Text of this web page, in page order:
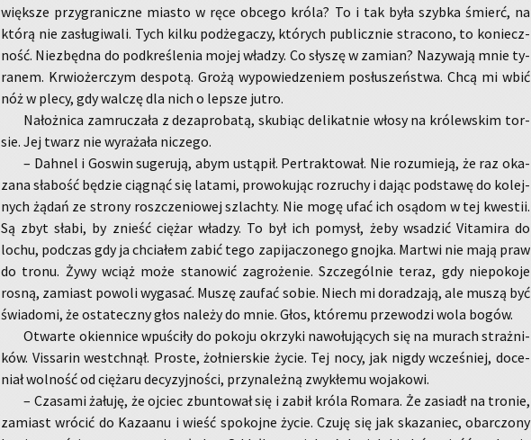
więk­sze przy­gra­nicz­ne mia­sto w ręce ob­ce­go króla? To i tak była szyb­ka śmierć, na
którą nie za­słu­gi­wa­li. Tych kilku pod­że­ga­czy, któ­rych pu­blicz­nie stra­co­no, to ko­niecz­
ność. Nie­zbęd­na do pod­kre­śle­nia mojej wła­dzy. Co sły­szę w za­mian? Na­zy­wa­ją mnie ty­
ra­nem. Krwio­żer­czym de­spo­tą. Grożą wy­po­wie­dze­niem po­słu­szeń­stwa. Chcą mi wbić
nóż w plecy, gdy wal­czę dla nich o lep­sze jutro.
Na­łoż­ni­ca za­mru­cza­ła z dez­apro­ba­tą, sku­biąc de­li­kat­nie włosy na kró­lew­skim tor­
sie. Jej twarz nie wy­ra­ża­ła ni­cze­go.
– Dah­nel i Go­swin su­ge­ru­ją, abym ustą­pił. Per­trak­to­wał. Nie ro­zu­mie­ją, że raz oka­
za­na sła­bość bę­dzie cią­gnąć się la­ta­mi, pro­wo­ku­jąc roz­ru­chy i dając pod­sta­wę do ko­lej­
nych żądań ze stro­ny rosz­cze­nio­wej szlach­ty. Nie mogę ufać ich osą­dom w tej kwe­stii.
Są zbyt słabi, by znieść cię­żar wła­dzy. To był ich po­mysł, żeby wsa­dzić Vi­ta­mi­ra do
lochu, pod­czas gdy ja chcia­łem zabić tego za­pi­ja­czo­ne­go gnoj­ka. Mar­twi nie mają praw
do tronu. Żywy wciąż może sta­no­wić za­gro­że­nie. Szcze­gól­nie teraz, gdy nie­po­ko­je
rosną, za­miast po­wo­li wy­ga­sać. Muszę za­ufać sobie. Niech mi do­ra­dza­ją, ale muszą być
świa­do­mi, że osta­tecz­ny głos na­le­ży do mnie. Głos, któ­re­mu prze­wo­dzi wola bogów.
Otwar­te okien­ni­ce wpu­ści­ły do po­ko­ju okrzy­ki na­wo­łu­ją­cych się na mu­rach straż­ni­
ków. Vis­sa­rin wes­tchnął. Pro­ste, żoł­nier­skie życie. Tej nocy, jak nigdy wcze­śniej, do­ce­
niał wol­ność od cię­ża­ru de­cy­zyj­no­ści, przy­na­leż­ną zwy­kłe­mu wo­ja­ko­wi.
– Cza­sa­mi ża­łu­ję, że oj­ciec zbun­to­wał się i zabił króla Ro­ma­ra. Że za­siadł na tro­nie,
za­miast wró­cić do Ka­za­anu i wieść spo­koj­ne życie. Czuję się jak ska­za­niec, obar­czo­ny